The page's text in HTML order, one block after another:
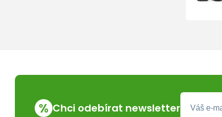
% Chci odebírat newsletter